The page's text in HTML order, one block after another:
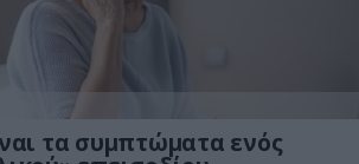
τα συμπτώματα ενός